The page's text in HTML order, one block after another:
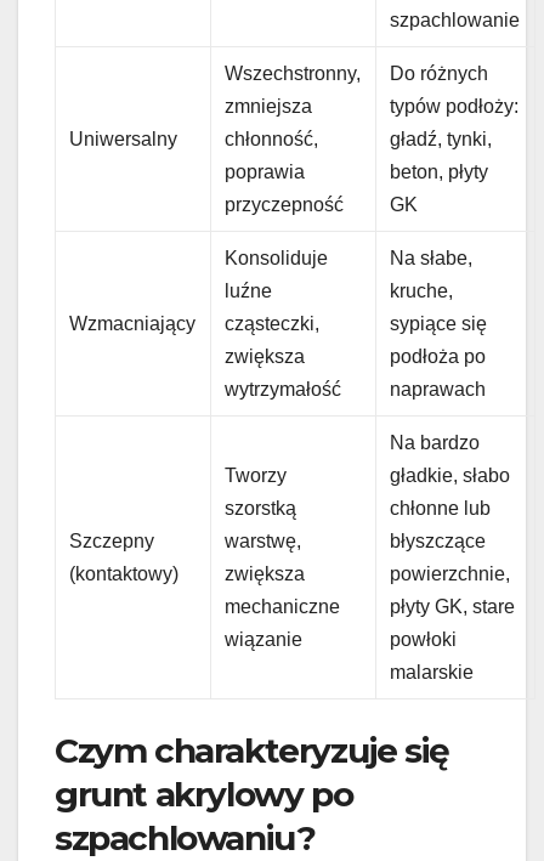
szpachlowanie
Uniwersalny
Wszechstronny,
zmniejsza
chłonność,
poprawia
przyczepność
Do różnych
typów podłoży:
gładź, tynki,
beton, płyty
GK
Wzmacniający
Konsoliduje
luźne
cząsteczki,
zwiększa
wytrzymałość
Na słabe,
kruche,
sypiące się
podłoża po
naprawach
Szczepny
(kontaktowy)
Tworzy
szorstką
warstwę,
zwiększa
mechaniczne
wiązanie
Na bardzo
gładkie, słabo
chłonne lub
błyszczące
powierzchnie,
płyty GK, stare
powłoki
malarskie
Czym charakteryzuje się
grunt akrylowy po
szpachlowaniu?